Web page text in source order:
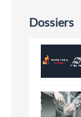
Dossiers